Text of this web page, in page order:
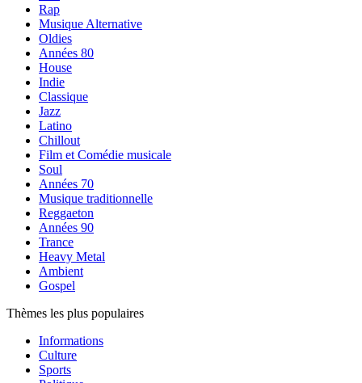
Rap
Musique Alternative
Oldies
Années 80
House
Indie
Classique
Jazz
Latino
Chillout
Film et Comédie musicale
Soul
Années 70
Musique traditionnelle
Reggaeton
Années 90
Trance
Heavy Metal
Ambient
Gospel
Thèmes les plus populaires
Informations
Culture
Sports